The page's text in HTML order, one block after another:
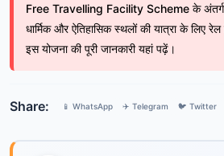
Free Travelling Facility Scheme के अंतर्गत
धार्मिक और ऐतिहासिक स्थलों की यात्रा के लिए रेल
इस योजना की पूरी जानकारी यहां पढ़ें।
Share: 📱 WhatsApp ✈️ Telegram 🐦 Twitter